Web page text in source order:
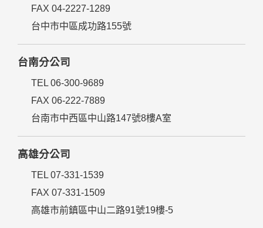
FAX 04-2227-1289
台中市中區成功路155號
台南分公司
TEL 06-300-9689
FAX 06-222-7889
台南市中西區中山路147號8樓A室
高雄分公司
TEL 07-331-1539
FAX 07-331-1509
高雄市前鎮區中山二路91號19樓-5